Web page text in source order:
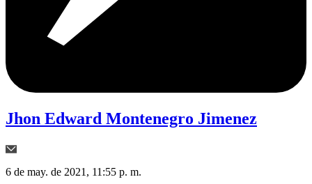
Jhon Edward Montenegro Jimenez
6 de may. de 2021, 11:55 p. m.